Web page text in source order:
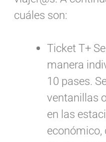
cuáles son:
Ticket T+
manera
10 pases.
ventanillas
en las
económico,